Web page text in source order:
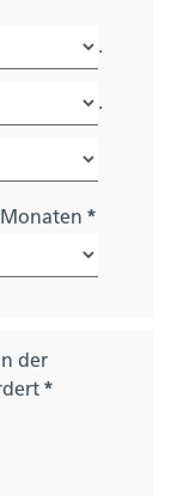
.
.
*
der
*